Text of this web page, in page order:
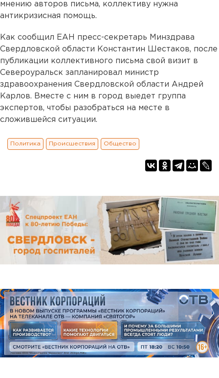
мнению авторов письма, коллективу нужна
антикризисная помощь.
Как сообщил ЕАН пресс-секретарь Минздрава
Свердловской области Константин Шестаков, после
публикации коллективного письма свой визит в
Североуральск запланировал министр
здравоохранения Свердловской области Андрей
Карлов. Вместе с ним в город выедет группа
экспертов, чтобы разобраться на месте в
сложившейся ситуации.
Политика Происшествия Общество